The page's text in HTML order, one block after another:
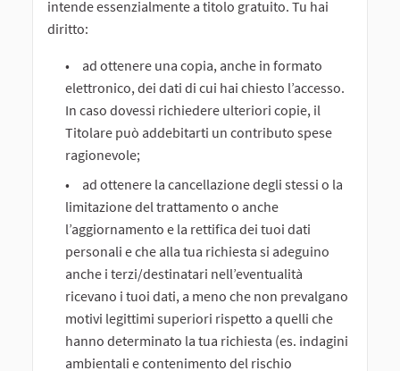
intende essenzialmente a titolo gratuito. Tu hai
diritto:
ad ottenere una copia, anche in formato
elettronico, dei dati di cui hai chiesto l’accesso.
In caso dovessi richiedere ulteriori copie, il
Titolare può addebitarti un contributo spese
ragionevole;
ad ottenere la cancellazione degli stessi o la
limitazione del trattamento o anche
l’aggiornamento e la rettifica dei tuoi dati
personali e che alla tua richiesta si adeguino
anche i terzi/destinatari nell’eventualità
ricevano i tuoi dati, a meno che non prevalgano
motivi legittimi superiori rispetto a quelli che
hanno determinato la tua richiesta (es. indagini
ambientali e contenimento del rischio